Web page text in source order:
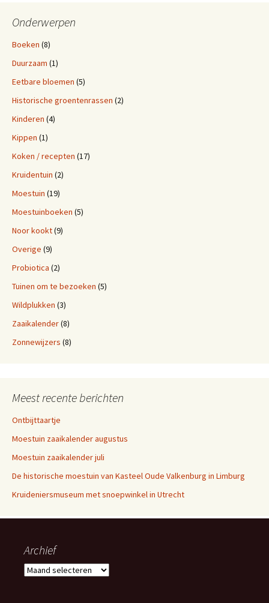
o
o
e
r
r
e
Onderwerpen
Boeken (8)
Duurzaam (1)
Eetbare bloemen (5)
Historische groentenrassen (2)
Kinderen (4)
Kippen (1)
Koken / recepten (17)
Kruidentuin (2)
Moestuin (19)
Moestuinboeken (5)
Noor kookt(9)
Overige (9)
Probiotica (2)
Tuinen om te bezoeken (5)
Wildplukken (3)
Zaaikalender(8)
Zonnewijzers (8)
Meest recente berichten
Ontbijttaartje
Moestuin zaaikalender augustus
Moestuin zaaikalender juli
De historische moestuin van Kasteel Oude Valkenburg in Limburg
Kruideniersmuseum met snoepwinkel in Utrecht
Archief
Archief